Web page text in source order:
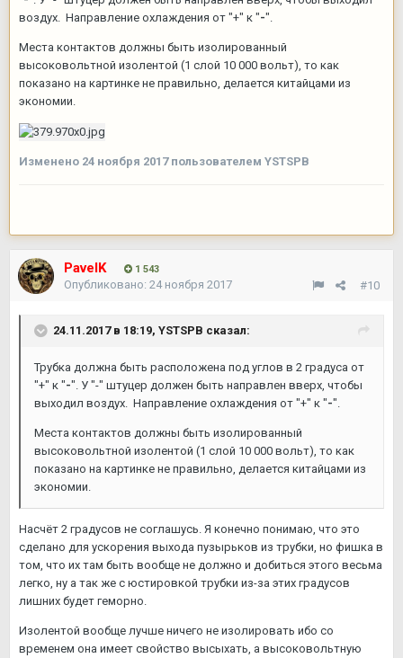
воздух. Направление охлаждения от "+" к "-".
Места контактов должны быть изолированный
высоковольтной изолентой (1 слой 10 000 вольт), то как
показано на картинке не правильно, делается китайцами из
экономии.
Изменено 24 ноября 2017пользователем YSTSPB
PavelK 1 543
#10
Опубликовано: 24 ноября 2017
24.11.2017 в 18:19, YSTSPB сказал:
Трубка должна быть расположена под углов в 2 градуса от
"+" к "-". У "-" штуцер должен быть направлен вверх, чтобы
выходил воздух. Направление охлаждения от "+" к "-".
Места контактов должны быть изолированный
высоковольтной изолентой (1 слой 10 000 вольт), то как
показано на картинке не правильно, делается китайцами из
экономии.
Насчёт 2 градусов не соглашусь. Я конечно понимаю, что это
сделано для ускорения выхода пузырьков из трубки, но фишка в
том, что их там быть вообще не должно и добиться этого весьма
легко, ну а так же с юстировкой трубки из-за этих градусов
лишних будет геморно.
Изолентой вообще лучше ничего не изолировать ибо со
временем она имеет свойство высыхать, а высоковольтную